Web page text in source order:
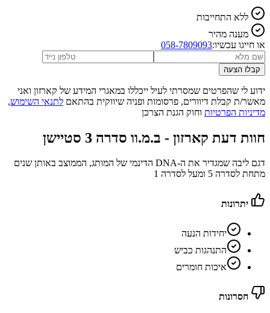
ללא התחייבות
מענה מהיר
או חייגו עכשיו:058-7809093
קבלו הצעה
ידוע לי שהפרטים שמסרתי לעיל ייכללו במאגרי המידע של קארזון ואני
מאשר/ת קבלת דיוורים, פרסומות ופניה שיווקית בהתאם לתנאי השימוש,
מדיניות הפרטיות וחוק הגנת הצרכן
חוות דעת קארזון - ב.מ.וו סדרה 3 סטיישן
דגם ליבה שמגדיר את ה-DNA הדינמי של המותג, הממוצב באותן שנים
מתחת לסדרה 5 ומעל לסדרה 1
יתרונות
יחידות הנעה
התנהגות כביש
איכות חומרים
חסרונות